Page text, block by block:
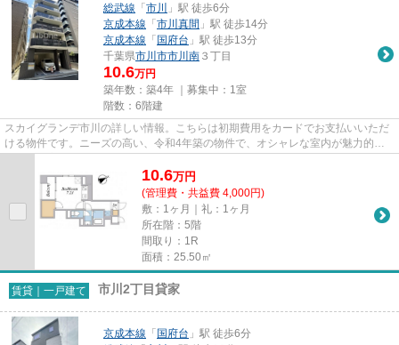
総武線 「 市川
」駅 徒歩6分
京成本線 「 市川真間 」駅 徒歩14分
京成本線 「 国府台 」駅 徒歩13分
千葉県市川市市川南 ３丁目
10.6万円
築年数：築4年 ｜募集中： 1室
階数：6階建
スカイグランデ市川の詳しい情報。こちらは初期費用をカードでお支払いいただ
ける物件です。ニーズの高い、令和4年築の物件で、オシャレな室内が魅力的。
10.6万円
(管理費・共益費 4,000円)
敷：1ヶ月｜礼：1ヶ月
所在階：5階
間取り：1R
面積：25.50㎡
賃貸｜一戸建て 市川2丁目貸家
京成本線 「 国府台 」駅 徒歩6分